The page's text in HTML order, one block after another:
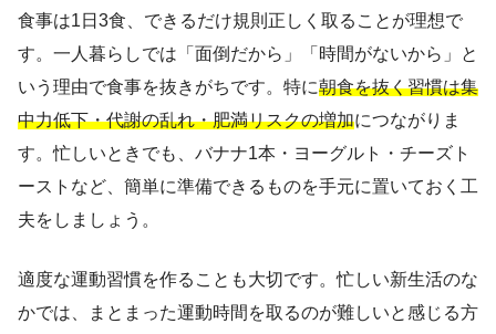
食事は1日3食、できるだけ規則正しく取ることが理想で
す。一人暮らしでは「面倒だから」「時間がないから」と
いう理由で食事を抜きがちです。特に朝食を抜く習慣は集
中力低下・代謝の乱れ・肥満リスクの増加につながりま
す。忙しいときでも、バナナ1本・ヨーグルト・チーズト
ーストなど、簡単に準備できるものを手元に置いておく工
夫をしましょう。
適度な運動習慣を作ることも大切です。忙しい新生活のな
かでは、まとまった運動時間を取るのが難しいと感じる方